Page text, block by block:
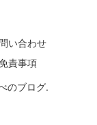
い合わせ
責事項
のブログ.